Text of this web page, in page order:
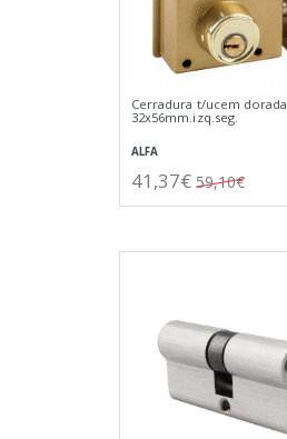
Cerradura t/ucem dorada
32x56mm.izq.seg.
ALFA
41,37€ 59,10€